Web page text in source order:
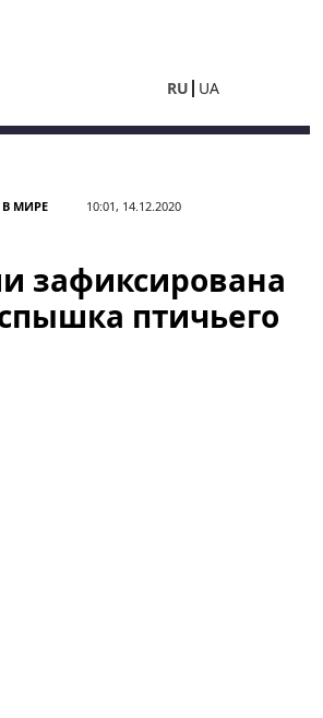
RU UA
В МИРЕ 10:01, 14.12.2020
зафиксирована
птичьего